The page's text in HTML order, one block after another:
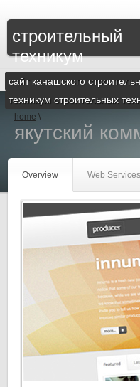
строительный
техникум
сайт канашского
техникум строительных
home \
якутский
Overview Web Services